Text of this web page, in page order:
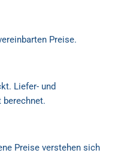
Preise.
Liefer- und
berechnet.
Preise verstehen sich